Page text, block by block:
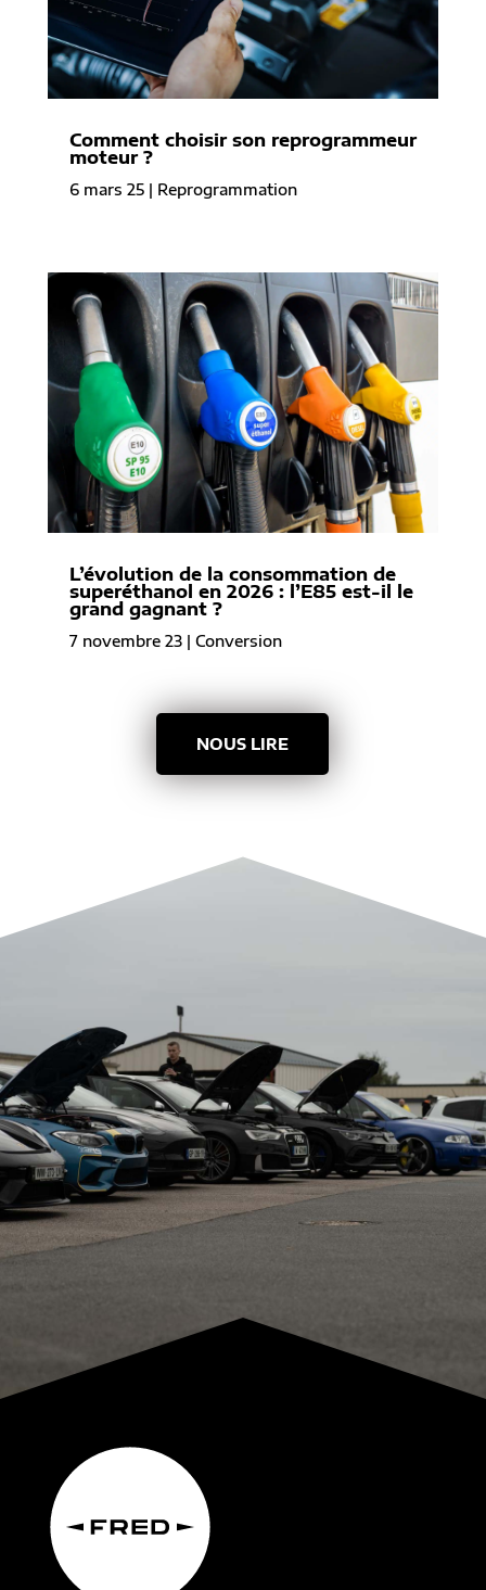
Comment choisir son reprogrammeur
moteur ?
6 mars 25| Reprogrammation
L’évolution de la consommation de
superéthanol en 2026 : l’E85 est-il le
grand gagnant ?
7 novembre 23| Conversion
NOUS LIRE